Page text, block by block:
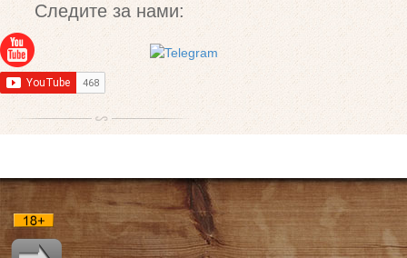
Следите за нами: